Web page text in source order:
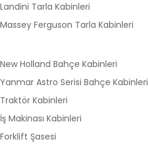
Landini Tarla Kabinleri
Massey Ferguson Tarla Kabinleri
New Holland Bahçe Kabinleri
Yanmar Astro Serisi Bahçe Kabinleri
Traktör Kabinleri
İş Makinası Kabinleri
Forklift Şasesi